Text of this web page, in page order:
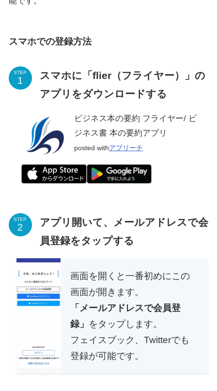
スマホでの登録方法
STEP
スマホに「flier（フライヤー）」の
アプリをダウンロードする
ビジネス本の要約 フライヤー/ ビ
ジネス書 本の要約アプリ
posted withアプリーチ
STEP
アプリ開いて、メールアドレスで会
員登録をタップする
画面を開くと一番初めにこの
画面が開きます。
「メールアドレスで会員登
録」 をタップします。
フェイスブック、Twitterでも
登録が可能です。